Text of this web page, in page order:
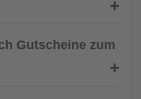
Gutscheine zum